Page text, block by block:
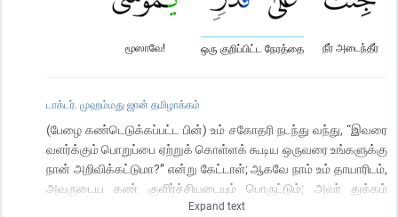
நீர் அடைந்தீர்
ஒரு குறிப்பிட்ட நேரத்தை
மூஸாவே!
டாக்டர். முஹம்மது ஜான் தமிழாக்கம்
(பேழை கண்டெடுக்கப்பட்ட பின்) உம் சகோதரி நடந்து வந்து, “இவரை
வளர்க்கும் பொறுப்பை ஏற்றுக் கொள்ளக் கூடிய ஒருவரை உங்களுக்கு
நான் அறிவிக்கட்டுமா?” என்று கேட்டாள்; ஆகவே நாம் உம் தாயாரிடம்,
அவருடைய கண் குளிர்ச்சியடையும் பொருட்டும்; அவர் துக்கம்
அடையாமல் இருக்கும் பொருட்டும் உம்மை (அவர்பால்) மீட்டினோம்;
Expand text